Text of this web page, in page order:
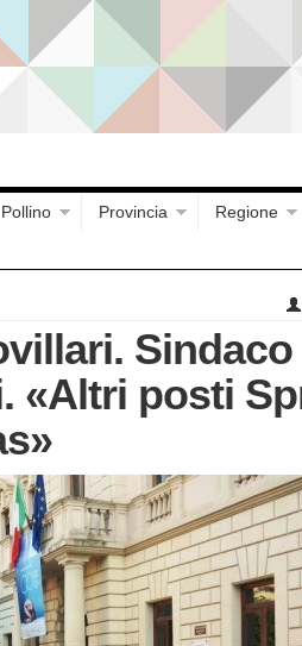
Pollino Provincia Regione
Sindaco
«Altri posti